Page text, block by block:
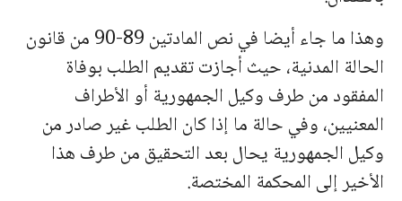
وهذا ما جاء أيضا في نص المادتين 89-90 من قانون
الحالة المدنية، حيث أجازت تقديم الطلب بوفاة
المفقود من طرف وكيل الجمهورية أو الأطراف
المعنيين، وفي حالة ما إذا كان الطلب غير صادر من
وكيل الجمهورية يحال بعد التحقيق من طرف هذا
الأخير إلى المحكمة المختصة.